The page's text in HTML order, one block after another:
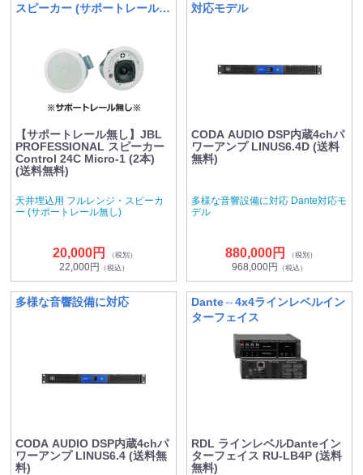
スピーカー (サポートレール無
【サポートレール無し】JBL
PROFESSIONAL スピーカー
Control 24C Micro-1 (2本)
(送料無料)
天井埋込用 フルレンジ・スピーカ
ー (サポートレール無し)
20,000円 （税別）
22,000円 （税込）
対応モデル
CODA AUDIO DSP内蔵4chパ
ワーアンプ LINUS6.4D (送料
無料)
多様な音響設備に対応 Dante対応モ
デル
880,000円 （税別）
968,000円 （税込）
多様な音響設備に対応
CODA AUDIO DSP内蔵4chパ
ワーアンプ LINUS6.4 (送料無
料)
Dante⇔4x4ラインレベルイン
ターフェイス
RDL ラインレベルDanteイン
ターフェイス RU-LB4P (送料
無料)